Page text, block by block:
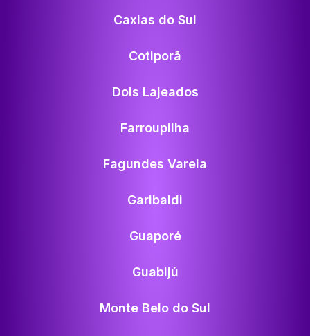
Caxias do Sul
Cotiporã
Dois Lajeados
Farroupilha
Fagundes Varela
Garibaldi
Guaporé
Guabijú
Monte Belo do Sul